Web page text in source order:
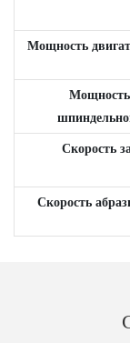
Мощность
Мощность
Скорость
Скорость